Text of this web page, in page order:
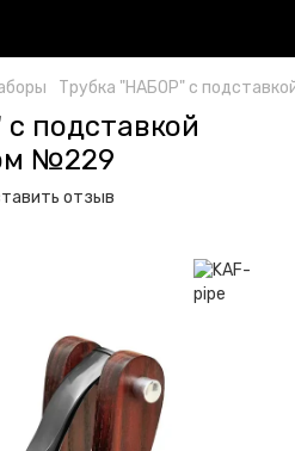
Трубка "НАБОР" с
подставкой
№229
отзыв